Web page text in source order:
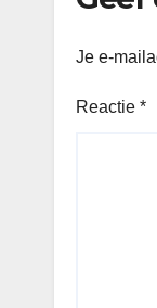
Je e-
Reactie *